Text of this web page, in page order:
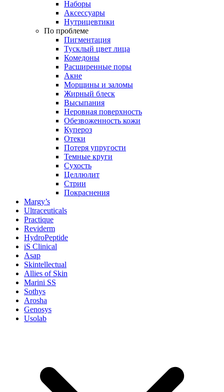
Наборы
Аксессуары
Нутрицевтики
По проблеме
Пигментация
Тусклый цвет лица
Комедоны
Расширенные поры
Акне
Морщины и заломы
Жирный блеск
Высыпания
Неровная поверхность
Обезвоженность кожи
Купероз
Отеки
Потеря упругости
Темные круги
Сухость
Целлюлит
Стрии
Покраснения
Margy’s
Ultraceuticals
Practique
Reviderm
HydroPeptide
iS Clinical
Asap
Skintellectual
Allies of Skin
Marini SS
Sothys
Arosha
Genosys
Usolab